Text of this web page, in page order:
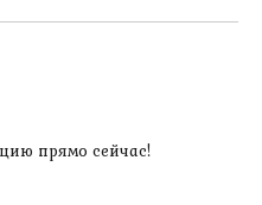
прямо сейчас!